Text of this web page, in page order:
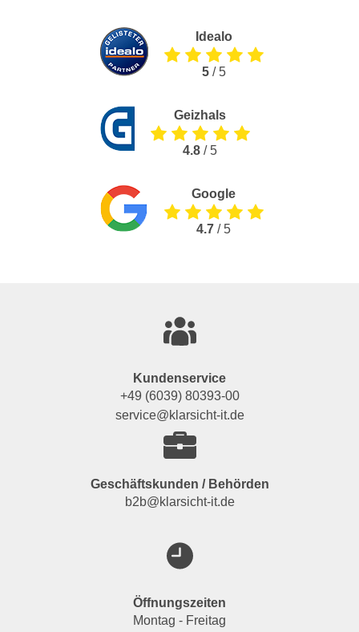
Idealo
5/ 5
Geizhals
4.8 / 5
Google
4.7 / 5
Kundenservice
+49 (6039) 80393-00
service@klarsicht-it.de
Geschäftskunden / Behörden
b2b@klarsicht-it.de
Öffnungszeiten
Montag - Freitag